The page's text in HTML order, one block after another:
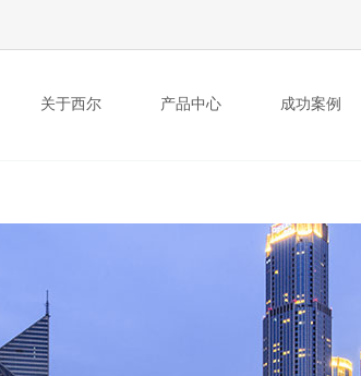
关于西尔 产品中心 成功案例